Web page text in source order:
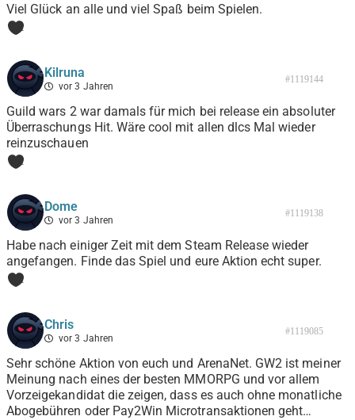
Viel Glück an alle und viel Spaß beim Spielen.
1
Kilruna
vor 3 Jahren
#1119144
Guild wars 2 war damals für mich bei release ein absoluter
Überraschungs Hit. Wäre cool mit allen dlcs Mal wieder
reinzuschauen
1
Dome
vor 3 Jahren
#1119138
Habe nach einiger Zeit mit dem Steam Release wieder
angefangen. Finde das Spiel und eure Aktion echt super.
1
Chris
vor 3 Jahren
#1119085
Sehr schöne Aktion von euch und ArenaNet. GW2 ist meiner
Meinung nach eines der besten MMORPG und vor allem
Vorzeigekandidat die zeigen, dass es auch ohne monatliche
Abogebühren oder Pay2Win Microtransaktionen geht…